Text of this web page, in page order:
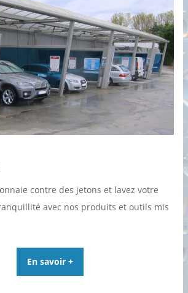
contre des jetons et lavez votre
avec nos produits et outils mis
En savoir +